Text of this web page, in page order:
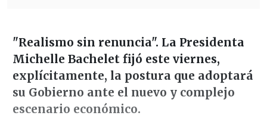
"Realismo sin renuncia". La Presidenta
Michelle Bachelet fijó este viernes,
explícitamente, la postura que adoptará
su Gobierno ante el nuevo y complejo
escenario económico.